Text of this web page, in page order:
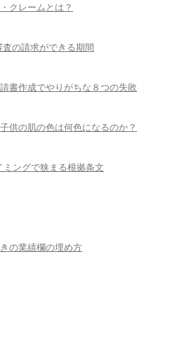
クレームとは？
の請求ができる期間
書作成でやりがちな８つの失敗
供の肌の色は何色になるのか？
ングで狭まる根拠条文
の業績欄の埋め方